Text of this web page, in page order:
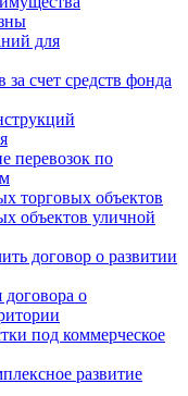
для
счет средств фонда
перевозок по
торговых объектов
объектов уличной
договор о развитии
о
под коммерческое
развитие